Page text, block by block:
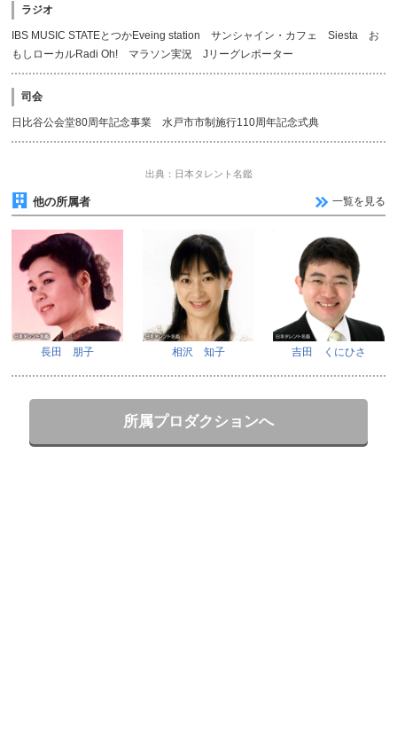
ラジオ
IBS MUSIC STATEとつかEveing station サンシャイン・カフェ Siesta お
もしローカルRadi Oh! マラソン実況 Jリーグレポーター
司会
日比谷公会堂80周年記念事業 水戸市市制施行110周年記念式典
出典：日本タレント名鑑
他の所属者 一覧を見る
長田 朋子 相沢 知子 吉田 くにひさ
所属プロダクションへ